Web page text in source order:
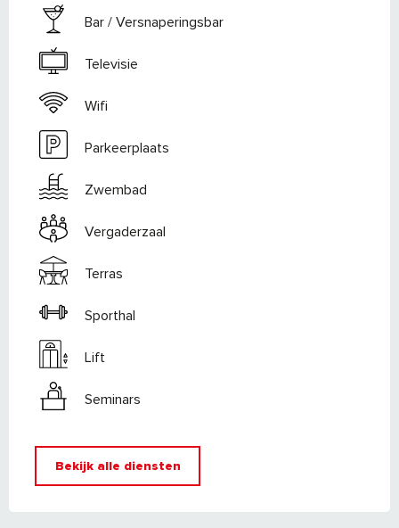
Bar / Versnaperingsbar
Televisie
Wifi
Parkeerplaats
Zwembad
Vergaderzaal
Terras
Sporthal
Lift
Seminars
Bekijk alle diensten